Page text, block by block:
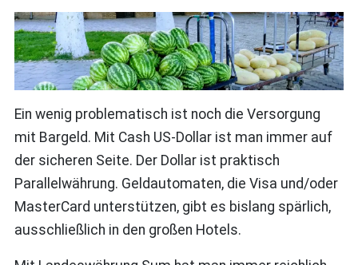
Ein wenig problematisch ist noch die Versorgung
mit Bargeld. Mit Cash US-Dollar ist man immer auf
der sicheren Seite. Der Dollar ist praktisch
Parallelwährung. Geldautomaten, die Visa und/oder
MasterCard unterstützen, gibt es bislang spärlich,
ausschließlich in den großen Hotels.